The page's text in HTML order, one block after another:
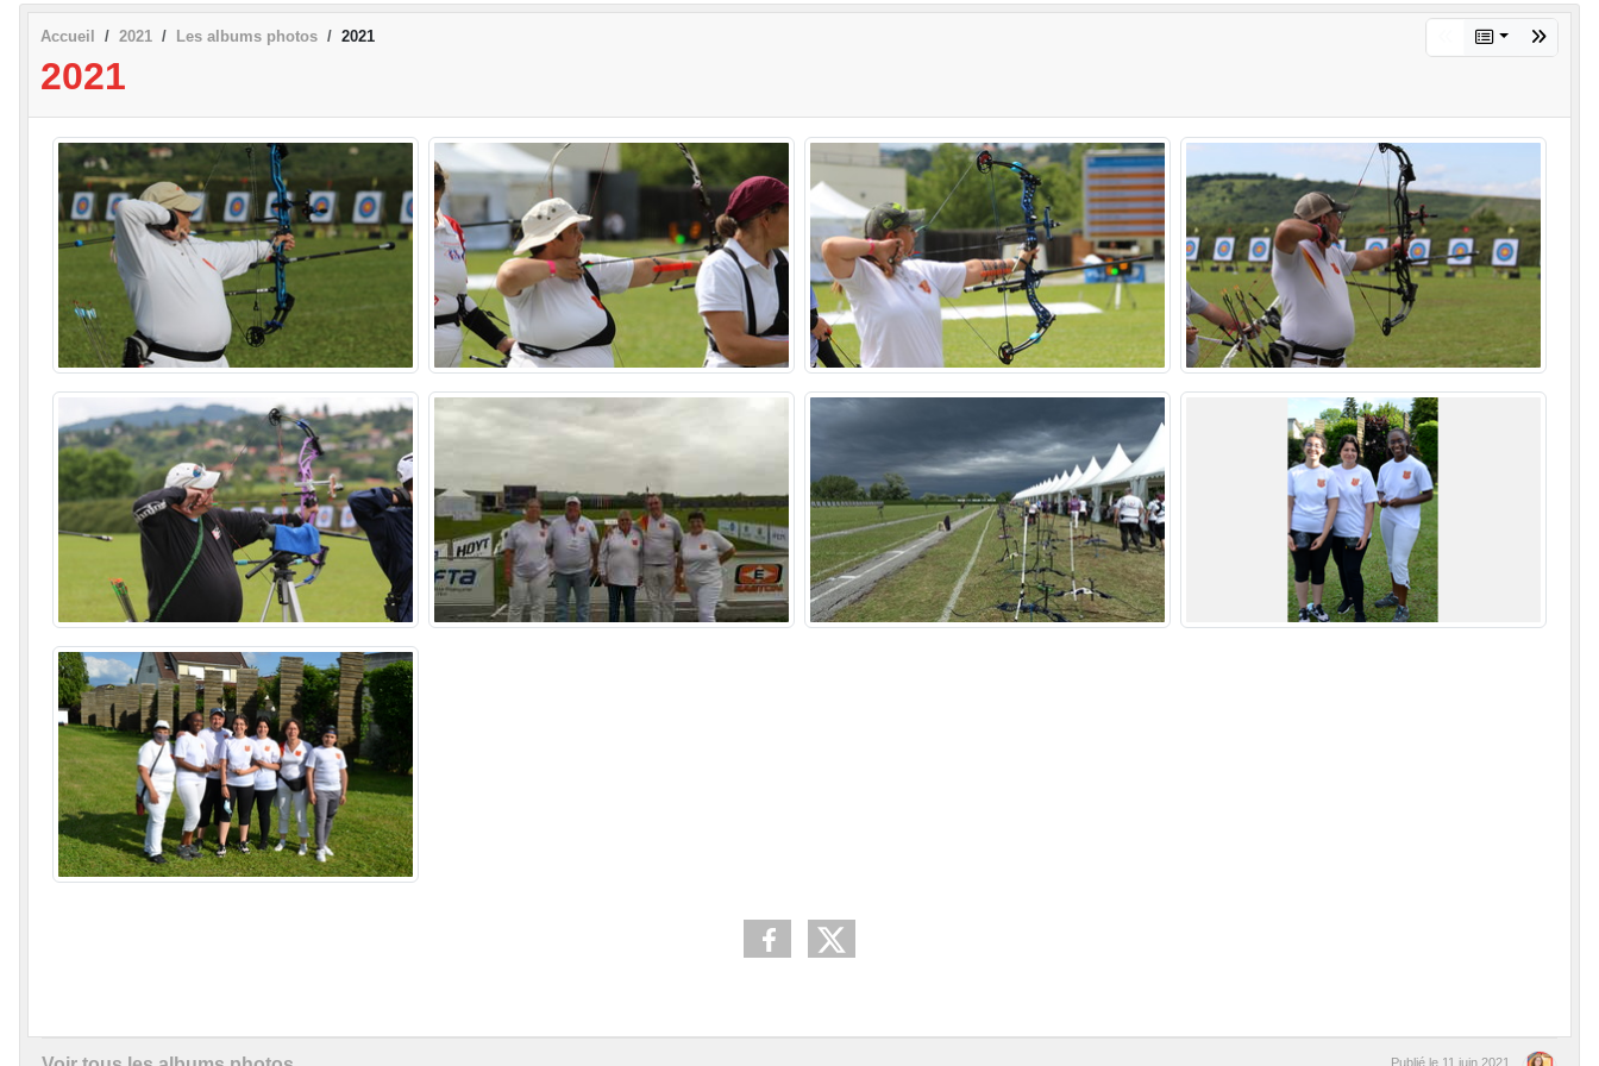
Accueil 2021 Les albums photos 2021
2021
Publié le 11 juin 2021